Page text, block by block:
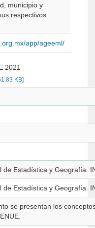
municipio y
respectivos
app/ageeml/
2021
KB]
de Estadística y Geografía.
de Estadística y Geografía.
se presentan los